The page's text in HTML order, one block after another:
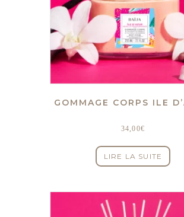
GOMMAGE CORPS ILE
34,00€
LIRE LA SUITE